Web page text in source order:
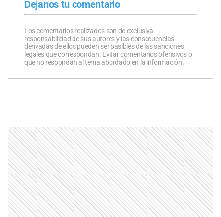
Dejanos tu comentario
Los comentarios realizados son de exclusiva
responsabilidad de sus autores y las consecuencias
derivadas de ellos pueden ser pasibles de las sanciones
legales que correspondan. Evitar comentarios ofensivos o
que no respondan al tema abordado en la información.